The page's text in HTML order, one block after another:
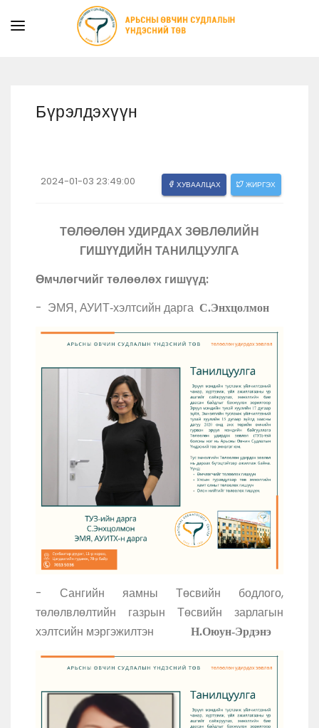
ХУУЛЬ ЭРХ ЗҮЙ
Бүрэлдэхүүн
2024-01-03 23:49:00 ХУВААЛЦАХ ЖИРГЭХ
ТӨЛӨӨЛӨН УДИРДАХ ЗӨВЛӨЛИЙН
ГИШҮҮДИЙН ТАНИЛЦУУЛГА
Өмчлөгчийг төлөөлөх гишүүд:
-
ЭМЯ, АУИТ-хэлтсийн дарга С .Энхцолмон
- Сангийн яамны Төсвийн бодлого,
төлөлвлөлтийн газрын Төсвийн зарлагын
хэлтсийн мэргэжилтэн
Н.Оюун-Эрдэнэ